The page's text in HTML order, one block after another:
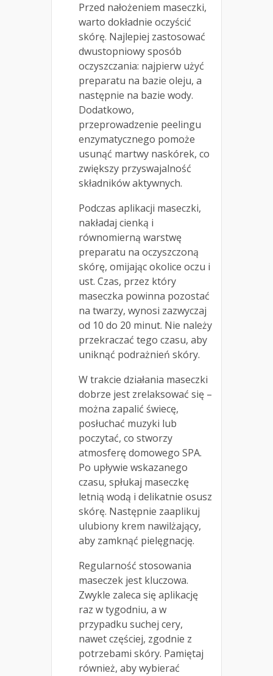
Przed nałożeniem maseczki,
warto dokładnie oczyścić
skórę. Najlepiej zastosować
dwustopniowy sposób
oczyszczania: najpierw użyć
preparatu na bazie oleju, a
następnie na bazie wody.
Dodatkowo,
przeprowadzenie peelingu
enzymatycznego pomoże
usunąć martwy naskórek, co
zwiększy przyswajalność
składników aktywnych.
Podczas aplikacji maseczki,
nakładaj cienką i
równomierną warstwę
preparatu na oczyszczoną
skórę, omijając okolice oczu i
ust. Czas, przez który
maseczka powinna pozostać
na twarzy, wynosi zazwyczaj
od 10 do 20 minut. Nie należy
przekraczać tego czasu, aby
uniknąć podrażnień skóry.
W trakcie działania maseczki
dobrze jest zrelaksować się –
można zapalić świecę,
posłuchać muzyki lub
poczytać, co stworzy
atmosferę domowego SPA.
Po upływie wskazanego
czasu, spłukaj maseczkę
letnią wodą i delikatnie osusz
skórę. Następnie zaaplikuj
ulubiony krem nawilżający,
aby zamknąć pielęgnację.
Regularność stosowania
maseczek jest kluczowa.
Zwykle zaleca się aplikację
raz w tygodniu, a w
przypadku suchej cery,
nawet częściej, zgodnie z
potrzebami skóry. Pamiętaj
również, aby wybierać